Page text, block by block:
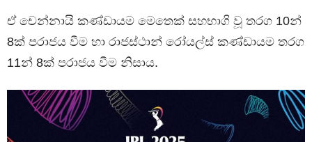
ඒ චෙන්නායි කණ්ඩායම මෙතෙක් සහභාගි වූ තරග 10න්
8ක් පරාජය වීම හා රාජස්ථාන් රෝයල්ස් කණ්ඩායම තරග
11න් 8ක් පරාජය වීම නිසාය.